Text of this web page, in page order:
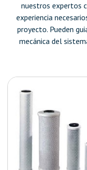
nuestros expertos
experiencia
proyecto. Pueden
mecánica del